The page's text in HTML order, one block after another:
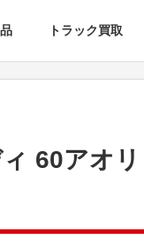
トラック買取
60アオ